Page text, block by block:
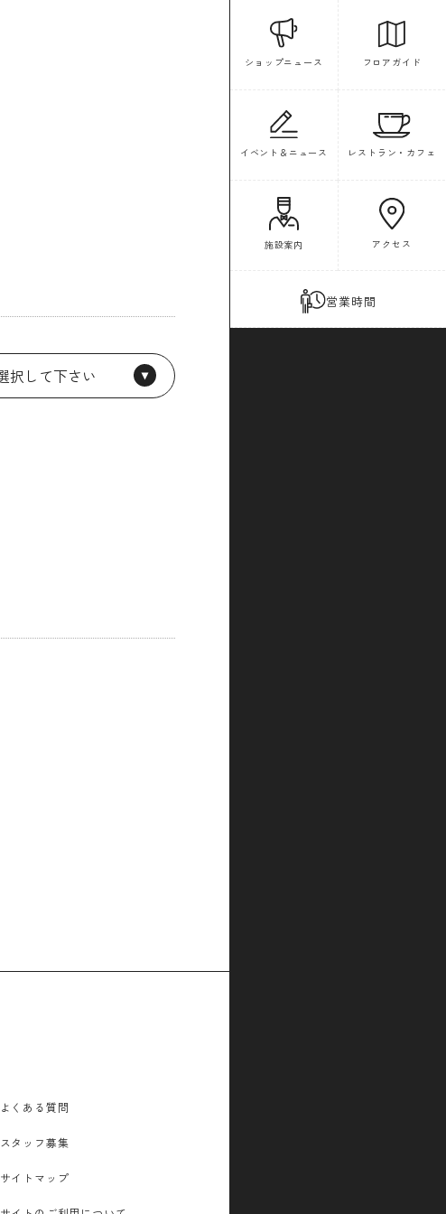
ショップニュース フロアガイド
イベント＆ニュース レストラン・カフェ
施設案内 アクセス
営業時間
よくある質問
スタッフ募集
サイトマップ